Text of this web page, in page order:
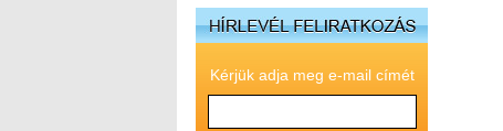
Kérjük adja meg e-mail címét